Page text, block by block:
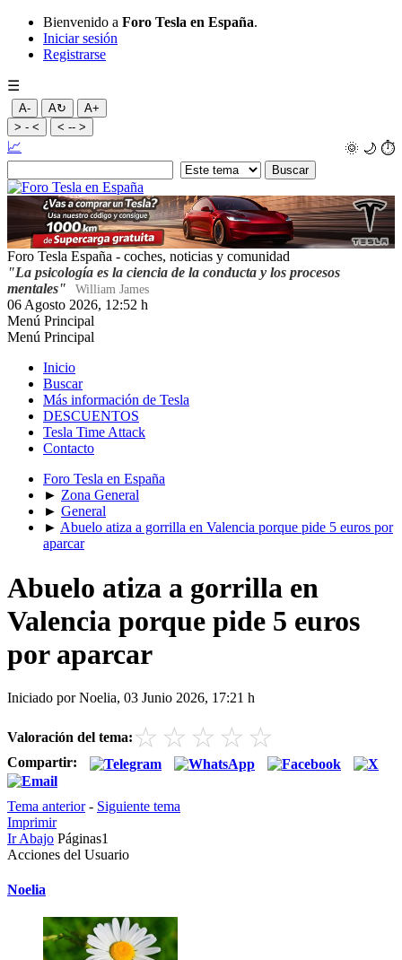
Bienvenido a Foro Tesla en España.
Iniciar sesión
Registrarse
☰
A- A↻
A+
> - <
< -- >
🌞 🌙 ⏱️
📈
Foro Tesla España - coches, noticias y comunidad
"La psicología es la ciencia de la conducta y los procesos
mentales"
William James
06 Agosto 2026, 12:52 h
Menú Principal
Menú Principal
Inicio
Buscar
Más información de Tesla
DESCUENTOS
Tesla Time Attack
Contacto
Foro Tesla en España
► Zona General
► General
► Abuelo atiza a gorrilla en Valencia porque pide 5 euros por
aparcar
Abuelo atiza a gorrilla en
Valencia porque pide 5 euros
por aparcar
Iniciado por Noelia, 03 Junio 2026, 17:21 h
Valoración del tema: ☆ ☆ ☆ ☆ ☆
Compartir:
Tema anterior- Siguiente tema
Imprimir
Ir Abajo Páginas1
Acciones del Usuario
Noelia